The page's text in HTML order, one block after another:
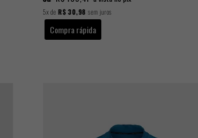
5xde R$ 30,98 sem juros
Compra rápida